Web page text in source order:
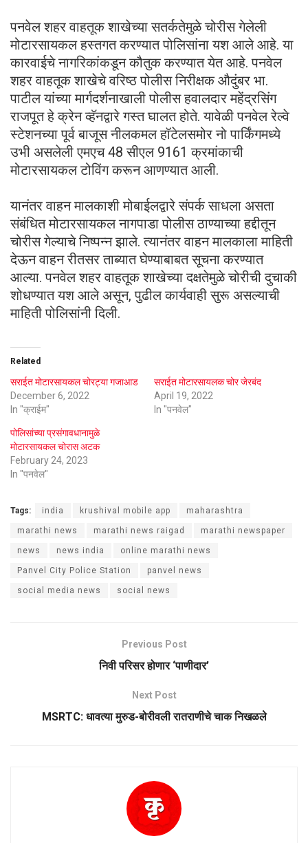
पनवेल शहर वाहतूक शाखेच्या सतर्कतेमुळे चोरीस गेलेली
मोटारसायकल हस्तगत करण्यात पोलिसांना यश आले आहे. या
कारवाईचे नागरिकांकडून कौतुक करण्यात येत आहे. पनवेल
शहर वाहतूक शाखेचे वरिष्ठ पोलीस निरीक्षक औदुंबर भा.
पाटील यांच्या मार्गदर्शनाखाली पोलीस हवालदार महेंद्रसिंग
राजपूत हे क्रेन व्हॅनद्वारे गस्त घालत होते. यावेळी पनवेल रेल्वे
स्टेशनच्या पूर्व बाजूस नीलकमल हॉटेलसमोर नो पार्किंगमध्ये
उभी असलेली एमएच 48 सीएल 9161 क्रमांकाची
मोटारसायकल टोविंग करून आणण्यात आली.
यानंतर वाहन मालकाशी मोबाईलद्वारे संपर्क साधला असता
संबंधित मोटारसायकल नागपाडा पोलीस ठाण्याच्या हद्दीतून
चोरीस गेल्याचे निष्पन्न झाले. त्यानंतर वाहन मालकाला माहिती
देऊन वाहन रीतसर ताब्यात घेण्याबाबत सूचना करण्यात
आल्या. पनवेल शहर वाहतूक शाखेच्या दक्षतेमुळे चोरीची दुचाकी
शोधण्यात यश आले असून, पुढील कार्यवाही सुरू असल्याची
माहिती पोलिसांनी दिली.
Related
सराईत मोटारसायकल चोरट्या गजाआड
December 6, 2022
In "क्राईम"
सराईत मोटारसायलक चोर जेरबंद
April 19, 2022
In "पनवेल"
पोलिसांच्या प्रसंगावधानामुळे
मोटारसायकल चोरास अटक
February 24, 2023
In "पनवेल"
Tags: india krushival mobile app maharashtra
marathi news marathi news raigad marathi newspaper
news news india online marathi news
Panvel City Police Station panvel news
social media news social news
Previous Post
निवी परिसर होणार ‌‘पाणीदार’
Next Post
MSRTC: धावत्या मुरुड-बोरीवली रातराणीचे चाक निखळले